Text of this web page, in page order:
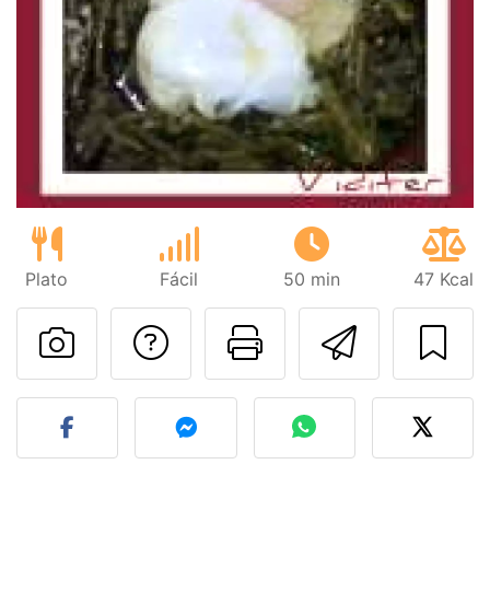
Plato Fácil 50 min 47 Kcal
Imprimir
Preguntar al autor
Publicar la foto de esta